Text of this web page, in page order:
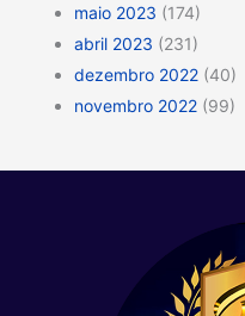
maio 2023 (174)
abril 2023 (231)
dezembro 2022 (40)
novembro 2022 (99)